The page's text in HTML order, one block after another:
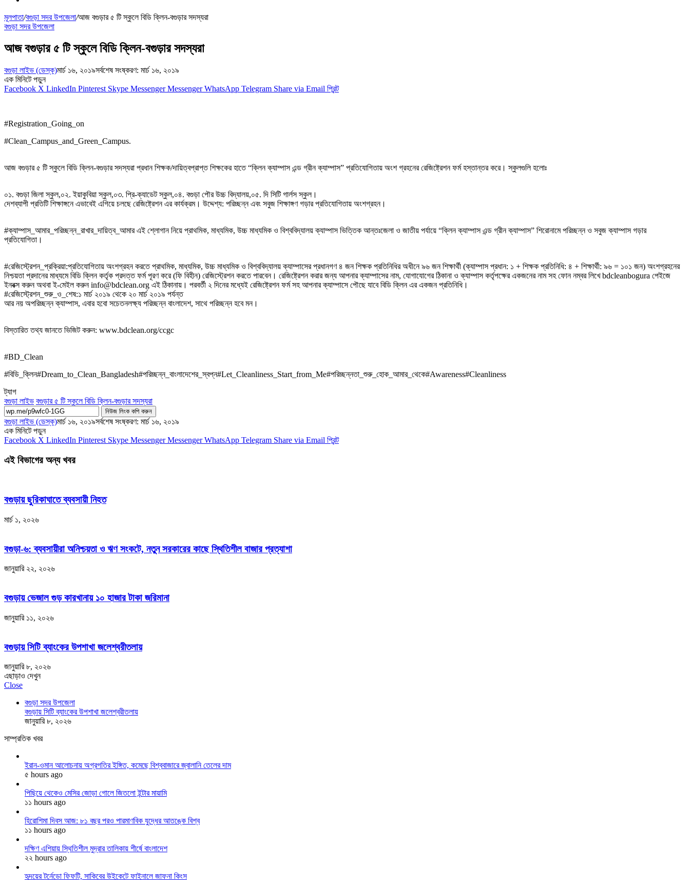
মূলপাতা/বগুড়া সদর উপজেলা/আজ বগুড়ার ৫ টি স্কুলে বিডি ক্লিন-বগুড়ার সদস্যরা
বগুড়া সদর উপজেলা
আজ বগুড়ার ৫ টি স্কুলে বিডি ক্লিন-বগুড়ার সদস্যরা
বগুড়া লাইভ (ডেস্ক)মার্চ ১৬, ২০১৯সর্বশেষ সংষ্করণ: মার্চ ১৬, ২০১৯
এক মিনিটে পড়ুন
Facebook X LinkedIn Pinterest Skype Messenger Messenger WhatsApp Telegram Share via Email প্রিন্ট
#Registration_Going_on
#Clean_Campus_and_Green_Campus.
আজ বগুড়ার ৫ টি স্কুলে বিডি ক্লিন-বগুড়ার সদস্যরা প্রধান শিক্ষক/দায়িত্বপ্রাপ্ত শিক্ষকের হাতে “ক্লিন ক্যাম্পাস এন্ড গ্রীন ক্যাম্পাস” প্রতিযোগিতায় অংশ গ্রহনের রেজিষ্ট্রেশন ফর্ম হস্তান্তর করে। স্কুলগুলি হলোঃ
০১. বগুড়া জিলা স্কুল,০২. ইয়াকুবিয়া স্কুল,০৩. প্রি-ক্যাডেট স্কুল,০৪. বগুড়া পৌর উচ্চ বিদ্যালয়,০৫. দি সিটি গার্লস স্কুল।
দেশব্যাপী প্রতিটি শিক্ষাঙ্গনে এভাবেই এগিয়ে চলছে রেজিষ্ট্রেশন এর কার্যক্রম। উদ্দেশ্য: পরিচ্ছন্ন এবং সবুজ শিক্ষাঙ্গণ গড়ার প্রতিযোগিতায় অংশগ্রহন।
#ক্যাম্পাস_আমার_পরিচ্ছন্ন_রাখার_দায়িত্ব_আমার এই শ্লোগান নিয়ে প্রাথমিক, মাধ্যমিক, উচ্চ মাধ্যমিক ও বিশ্ববিদ্যালয় ক্যাম্পাস ভিত্তিক আন্তঃজেলা ও জাতীয় পর্যায়ে “ক্লিন ক্যাম্পাস এন্ড গ্রীন ক্যাম্পাস” শিরোনামে পরিচ্ছন্ন ও সবুজ ক্যাম্পাস গড়ার
প্রতিযোগিতা।
#রেজিস্ট্রেশন_প্রক্রিয়া:প্রতিযোগিতায় অংশগ্রহন করতে প্রাথমিক, মাধ্যমিক, উচ্চ মাধ্যমিক ও বিশ্ববিদ্যালয় ক্যাম্পাসের প্রধানগণ ৪ জন শিক্ষক প্রতিনিধির অধীনে ৯৬ জন শিক্ষার্থী (ক্যাম্পাস প্রধান: ১ + শিক্ষক প্রতিনিধি: ৪ + শিক্ষার্থী: ৯৬ = ১০১ জন) অংশগ্রহনের
নিশ্চয়তা প্রদানের মাধ্যমে বিডি ক্লিন কর্তৃক প্রদত্ত ফর্ম পূরণ করে (ফি বিহীন) রেজিস্ট্রেশন করতে পারবেন। রেজিষ্ট্রেশন করার জন্য আপনার ক্যাম্পাসের নাম, যোগাযোগের ঠিকানা ও ক্যাম্পাস কর্তৃপক্ষের একজনের নাম সহ ফোন নম্বর লিখে bdcleanbogura পেইজে
ইনবক্স করুন অথবা ই-মেইল করুন info@bdclean.org এই ঠিকানায়। পরবর্তী ২ দিনের মধ্যেই রেজিষ্ট্রেশন ফর্ম সহ আপনার ক্যাম্পাসে পৌছে যাবে বিডি ক্লিন এর একজন প্রতিনিধি।
#রেজিস্ট্রেশন_শুরু_ও_শেষ:১ মার্চ ২০১৯ থেকে ২০ মার্চ ২০১৯ পর্যন্ত
আর নয় অপরিচ্ছন্ন ক্যাম্পাস, এবার হবো সচেতনলক্ষ্য পরিচ্ছন্ন বাংলাদেশ, সাথে পরিচ্ছন্ন হবে মন।
বিস্তারিত তথ্য জানতে ভিজিট করুন: www.bdclean.org/ccgc
#BD_Clean
#বিডি_ক্লিন#Dream_to_Clean_Bangladesh#পরিচ্ছন্ন_বাংলাদেশের_স্বপ্ন#Let_Cleanliness_Start_from_Me#পরিচ্ছন্নতা_শুরু_হোক_আমার_থেকে#Awareness#Cleanliness
ট্যাগ
বগুড়া লাইভ বগুড়ার ৫ টি স্কুলে বিডি ক্লিন-বগুড়ার সদস্যরা
নিউজ লিংক কপি করুন
বগুড়া লাইভ (ডেস্ক)মার্চ ১৬, ২০১৯সর্বশেষ সংষ্করণ: মার্চ ১৬, ২০১৯
এক মিনিটে পড়ুন
Facebook X LinkedIn Pinterest Skype Messenger Messenger WhatsApp Telegram Share via Email প্রিন্ট
এই বিভাগের অন্য খবর
বগুড়ায় ছুরিকাঘাতে ব্যবসায়ী নিহত
মার্চ ১, ২০২৬
বগুড়া-৬: ব্যবসায়ীরা অনিশ্চয়তা ও ঋণ সংকটে, নতুন সরকারের কাছে স্থিতিশীল বাজার প্রত্যাশা
জানুয়ারি ২২, ২০২৬
বগুড়ায় ভেজাল গুড় কারখানায় ১০ হাজার টাকা জরিমানা
জানুয়ারি ১১, ২০২৬
বগুড়ায় সিটি ব্যাংকের উপশাখা জলেশ্বরীতলায়
জানুয়ারি ৮, ২০২৬
এছাড়াও দেখুন
Close
বগুড়া সদর উপজেলা
বগুড়ায় সিটি ব্যাংকের উপশাখা জলেশ্বরীতলায়
জানুয়ারি ৮, ২০২৬
সাম্প্রতিক খবর
ইরান-ওমান আলোচনায় অগ্রগতির ইঙ্গিত, কমেছে বিশ্ববাজারে জ্বালানি তেলের দাম
৫ hours ago
পিছিয়ে থেকেও মেসির জোড়া গোলে জিতলো ইন্টার মায়ামি
১১ hours ago
হিরোশিমা দিবস আজ: ৮১ বছর পরও পারমাণবিক যুদ্ধের আতঙ্কে বিশ্ব
১১ hours ago
দক্ষিণ এশিয়ায় স্থিতিশীল মুদ্রার তালিকায় শীর্ষে বাংলাদেশ
২২ hours ago
হৃদয়ের টর্নেডো ফিফটি, সাকিবের উইকেটে ফাইনালে জাফনা কিংস